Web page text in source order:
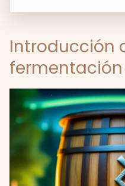
Introducción